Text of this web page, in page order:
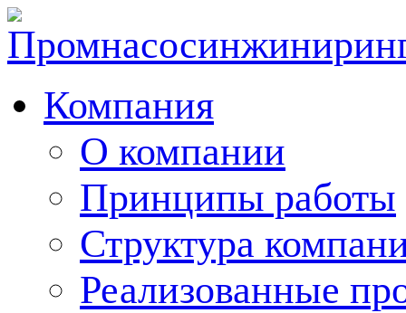
Компания
О компании
Принципы работы
Структура
Реализованные